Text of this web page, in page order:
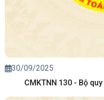
30/09/2025
CMKTNN 130 - Bộ